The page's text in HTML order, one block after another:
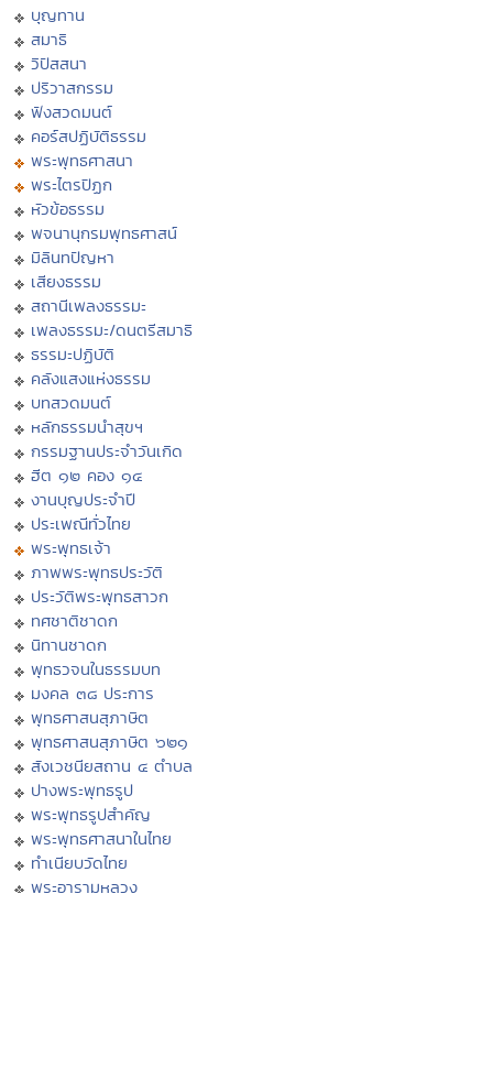
บุญทาน
สมาธิ
วิปัสสนา
ปริวาสกรรม
ฟังสวดมนต์
คอร์สปฏิบัติธรรม
พระพุทธศาสนา
พระไตรปิฏก
หัวข้อธรรม
พจนานุกรมพุทธศาสน์
มิลินทปัญหา
เสียงธรรม
สถานีเพลงธรรมะ
เพลงธรรมะ/ดนตรีสมาธิ
ธรรมะปฏิบัติ
คลังแสงแห่งธรรม
บทสวดมนต์
หลักธรรมนำสุขฯ
กรรมฐานประจำวันเกิด
ฮีต ๑๒ คอง ๑๔
งานบุญประจำปี
ประเพณีทั่วไทย
พระพุทธเจ้า
ภาพพระพุทธประวัติ
ประวัติพระพุทธสาวก
ทศชาติชาดก
นิทานชาดก
พุทธวจนในธรรมบท
มงคล ๓๘ ประการ
พุทธศาสนสุภาษิต
พุทธศาสนสุภาษิต ๖๒๑
สังเวชนียสถาน ๔ ตำบล
ปางพระพุทธรูป
พระพุทธรูปสำคัญ
พระพุทธศาสนาในไทย
ทำเนียบวัดไทย
พระอารามหลวง